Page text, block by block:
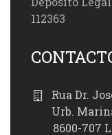
112363
Rua Dr.
Urb.
8600-707